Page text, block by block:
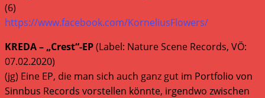
(6)
https://www.facebook.com/KorneliusFlowers/
KREDA – „Crest“-EP(Label: Nature Scene Records, VÖ:
07.02.2020)
(jg) Eine EP, die man sich auch ganz gut im Portfolio von
Sinnbus Records vorstellen könnte, irgendwo zwischen